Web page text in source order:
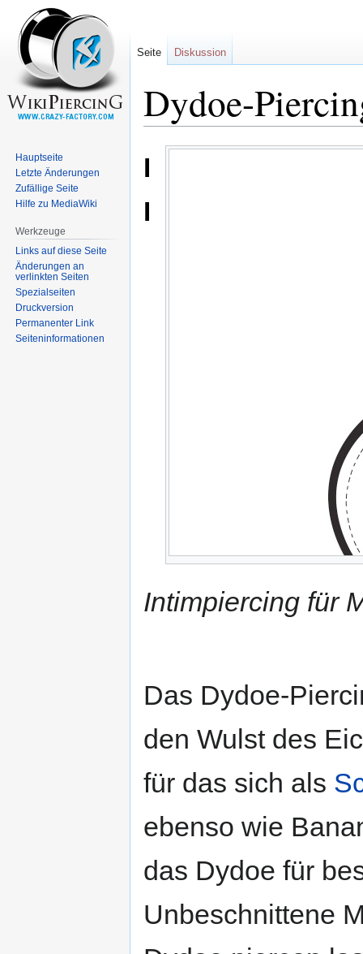
Dydoe-
Dydoe-
Piercing
Intimpiercing für
Das Dydoe-
den Wulst des
für das sich als
ebenso wie
das Dydoe für
Unbeschnittene
Seite Diskussion
Hauptseite
Letzte Änderungen
Zufällige Seite
Hilfe zu MediaWiki
Werkzeuge
Links auf diese Seite
Änderungen an
verlinkten Seiten
Spezialseiten
Druckversion
Permanenter Link
Seiten­informationen